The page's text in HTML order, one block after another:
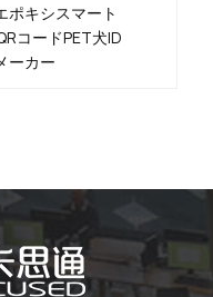
ポキシスマート
コードPET犬ID
ーカー